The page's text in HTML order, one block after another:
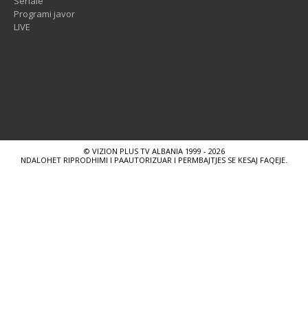
Programi javor
LIVE
© VIZION PLUS TV ALBANIA 1999 - 2026
NDALOHET RIPRODHIMI I PAAUTORIZUAR I PERMBAJTJES SE KESAJ FAQEJE.